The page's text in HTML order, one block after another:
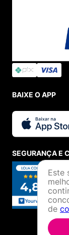
BAIXE O APP
SEGURANÇA E
Este
de